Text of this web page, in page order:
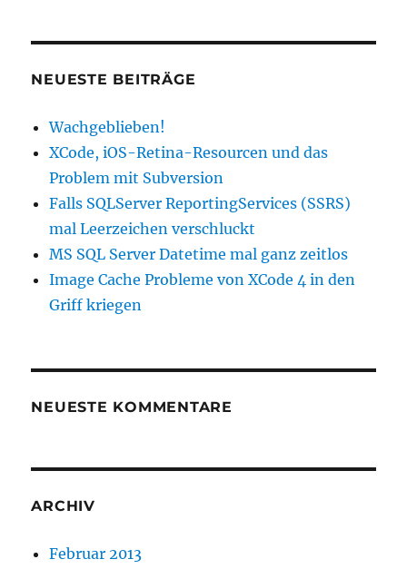
NEUESTE BEITRÄGE
Wachgeblieben!
XCode, iOS-Retina-Resourcen und das
Problem mit Subversion
Falls SQLServer ReportingServices (SSRS)
mal Leerzeichen verschluckt
MS SQL Server Datetime mal ganz zeitlos
Image Cache Probleme von XCode 4 in den
Griff kriegen
NEUESTE KOMMENTARE
ARCHIV
Februar 2013